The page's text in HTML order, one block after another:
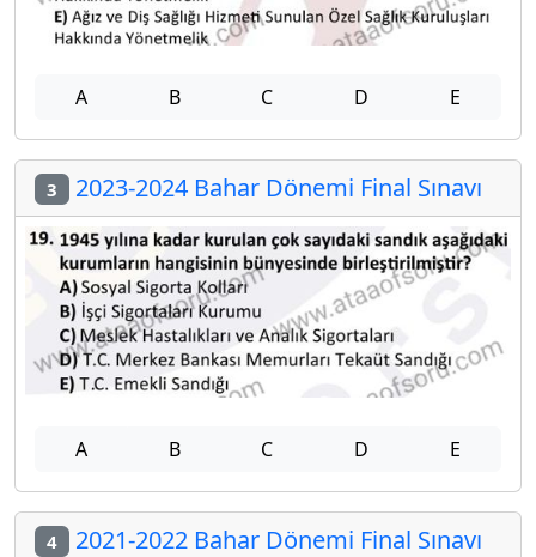
A B C D E
3 2023-2024 Bahar Dönemi Final Sınavı
A B C D E
4 2021-2022 Bahar Dönemi Final Sınavı